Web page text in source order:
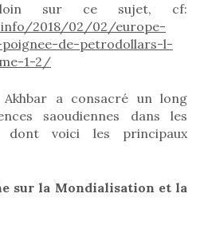
sur ce sujet, cf:
2018/02/02/europe-
de-petrodollars-l-
1-2/
a consacré un long
saoudiennes dans les
dont voici les principaux
sur la Mondialisation et la